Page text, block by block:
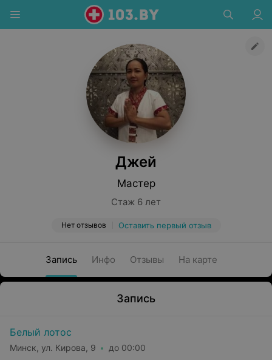
Джей
Мастер
Стаж 6 лет
Нет отзывов Оставить первый отзыв
Запись Инфо Отзывы На карте
Запись
Белый лотос
Минск, ул. Кирова, 9 до 00:00